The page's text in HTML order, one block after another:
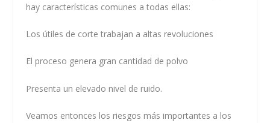
hay características comunes a todas ellas:
Los útiles de corte trabajan a altas revoluciones
El proceso genera gran cantidad de polvo
Presenta un elevado nivel de ruido.
Veamos entonces los riesgos más importantes a los